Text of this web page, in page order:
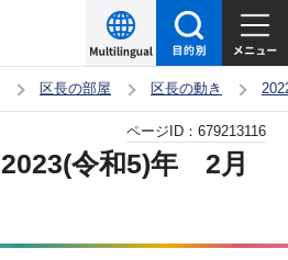
区長の部屋 区長の動き
令和5)年 2月
ページID： 679213116